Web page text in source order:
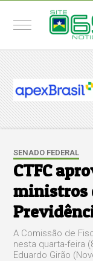
SENADO FEDERAL
CTFC
ministros
A Comissão de
nesta quarta-feira
Eduardo Girão